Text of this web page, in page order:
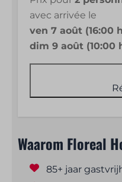
avec arrivée le
ven 7 août (16:00
dim 9 août (10:00
Waarom Floreal
85+ jaar